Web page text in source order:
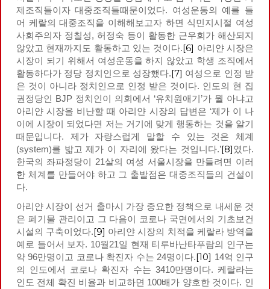
제조직들이자 대중조직들때문이었다. 여성운동의 예를 들
어 케랄의 대중조직을 이해해보고자 하면 식민지시절 여성
사회주의자 정칠성, 허정숙 등이 활동한 근우회가 해산되지
않았고 현재까지도 활동하고 있는 것이다.[6] 아리얀 시장은
시장이 되기 위해서 여성운동을 하지 않았고 학생 조직에서
활동하다가 정당 정치인으로 성장했다.[7] 여성으로 인정 받
은 것이 아니라 정치인으로 인정 받은 것이다. 인도의 현 집
권정당인 BJP 정치인이 의회에서 ‘유치원애기’가 뭘 아냐고
아리얀 시장을 비난할 때 아리얀 시장의 답변은 ‘제가 이 나
이에 시장이 되었다면 저는 거기에 맞게 행동하는 것을 알기
때문입니다. 제가 자랑스럽게 말할 수 있는 것은 체계
(system)를 밟고 제가 이 자리에 왔다는 것입니다.’[8]였다.
한국의 좌파정당이 21살의 여성 서울시장을 만들려면 이러
한 체계를 만들어야 하고 그 출발점은 대중조직들의 건설이
다.
아리얀 시장이 선거 출마시 가장 중요한 정책으로 내세운 것
은 폐기물 관리이고 그 다음이 코로나 국면에서의 기초보건
시설의 구축이었다.[9] 아리얀 시장의 치적을 케랄라 방역을
예로 들어서 보자. 10월21일 현재 티루바난타푸람의 인구는
약 96만명이고 코로나 확진자 수는 24명이다.[10] 14억 인구
의 인도에서 코로나 확진자 수는 3410만명이다. 케랄라는
인도 전체 확진 비율과 비교하면 100배가 양호한 것이다. 인